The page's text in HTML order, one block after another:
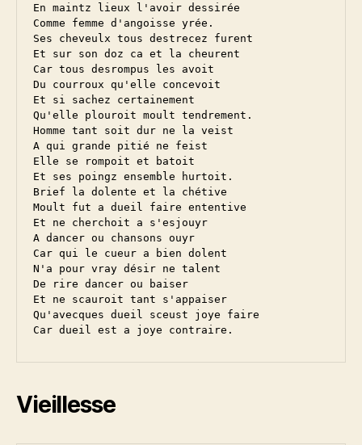
En maintz lieux l'avoir dessirée
Comme femme d'angoisse yrée.
Ses cheveulx tous destrecez furent
Et sur son doz ca et la cheurent
Car tous desrompus les avoit
Du courroux qu'elle concevoit
Et si sachez certainement
Qu'elle plouroit moult tendrement.
Homme tant soit dur ne la veist
A qui grande pitié ne feist
Elle se rompoit et batoit
Et ses poingz ensemble hurtoit.
Brief la dolente et la chétive
Moult fut a dueil faire ententive
Et ne cherchoit a s'esjouyr
A dancer ou chansons ouyr
Car qui le cueur a bien dolent
N'a pour vray désir ne talent
De rire dancer ou baiser
Et ne scauroit tant s'appaiser
Qu'avecques dueil sceust joye faire
Vieillesse